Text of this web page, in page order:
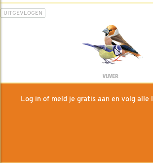
UITGEVLOGEN
VIJVER
Log in of meld je gratis aan en volg alle